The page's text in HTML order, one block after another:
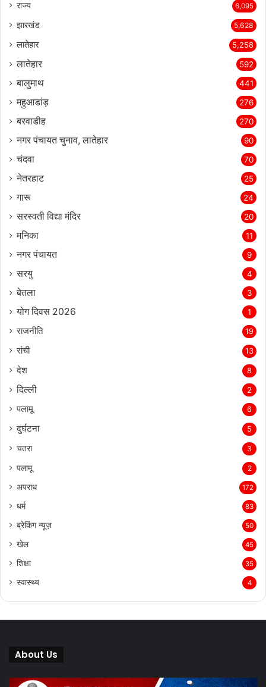
राज्‍य 6,095
झारखंड 5,628
लातेहार 5,258
लातेहार 592
बालुमाथ 441
महुआडांड़ 276
बरवाडीह 270
नगर पंचायत चुनाव, लातेहार 90
चंदवा 70
नेतरहाट 25
गारू 24
सरस्‍वती विद्या मंदिर 20
मनिका 11
नगर पंचायत 9
सरयु 4
बेतला 3
योग दिवस 2026 1
राजनीति 19
रांची 13
देश 8
दिल्‍ली 2
पलामू 6
दुर्घटना 5
चतरा 3
पलामू 2
अपराध 172
धर्म 83
ब्रेकिंग न्यूज़ 50
खेल 45
शिक्षा 35
स्वास्थ्य 4
About Us